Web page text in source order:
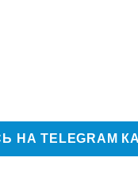
НА TELEGRAM